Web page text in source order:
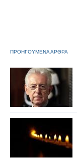
ΠΡΟΗΓΟΥΜΕΝΑ ΑΡΘΡΑ